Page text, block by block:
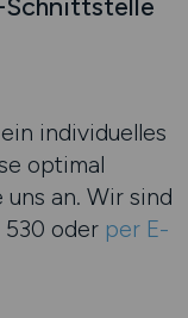
Schnittstelle
individuelles
optimal
an. Wir sind
oder per E-